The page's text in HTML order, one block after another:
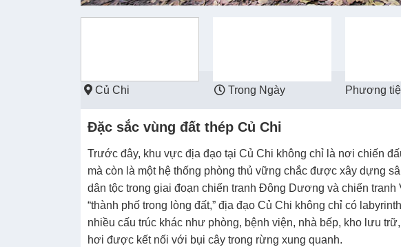
Củ Chi Trong Ngày Phương
Đặc sắc vùng đất thép Củ Chi
Trước đây, khu vực địa đạo tại Củ Chi không chỉ là nơi chiến
mà còn là một hệ thống phòng thủ vững chắc được xây dựng
dân tộc trong giai đoạn chiến tranh Đông Dương và chiến
“thành phố trong lòng đất,” địa đạo Củ Chi không chỉ có
nhiều cấu trúc khác như phòng, bệnh viện, nhà bếp, kho lưu
hơi được kết nối với bụi cây trong rừng xung quanh.